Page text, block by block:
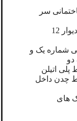
6 اتاقک ساختمانی سر
تکمیل عملیات بتن ریزی فونداسیون و دیوار 12
شماره یک و
دو
چدن داخل
های